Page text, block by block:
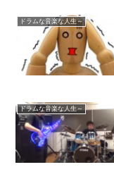
ドラムな音楽な人生～
ドラムな音楽な人生～